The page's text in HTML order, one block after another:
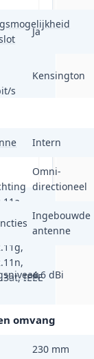
s
IEEE
Ja
Kensington
Intern
Omni-
directioneel
Ingebouwde
antenne
4,6 dBi
omvang
230 mm